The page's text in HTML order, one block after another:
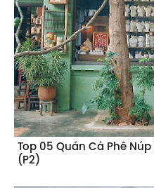
Top 05 Quán Cà Phê
(P2)